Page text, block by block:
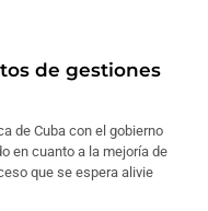
de gestiones
de Cuba con el gobierno
en cuanto a la mejoría de
que se espera alivie